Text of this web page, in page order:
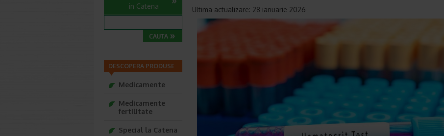
Ultima actualizare: 28 ianuarie 2026
in Catena
DESCOPERA PRODUSE
Medicamente
Medicamente
fertilitate
Special la Catena